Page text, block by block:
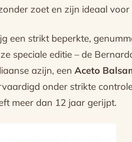
zoet en zijn ideaal
een strikt beperkte,
speciale editie – de
azijn, een Aceto
onder strikte
meer dan 12 jaar gerijpt.